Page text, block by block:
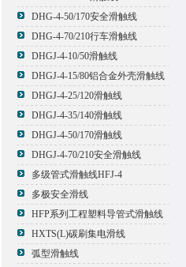
DHG-4-50/170安全滑触线
DHG-4-70/210行车滑触线
DHGJ-4-10/50滑触线
DHGJ-4-15/80铝合金外壳滑触线
DHGJ-4-25/120滑触线
DHGJ-4-35/140滑触线
DHGJ-4-50/170滑触线
DHGJ-4-70/210安全滑触线
多级管式滑触线HFJ-4
多极安全滑线
HFP系列工程塑料导管式滑触线
HXTS(L)碳刷集电滑线
弧型滑触线